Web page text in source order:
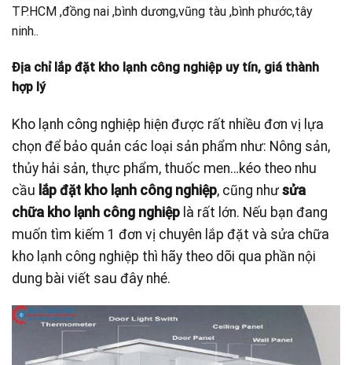
TP.HCM ,đồng nai ,bình dương,vũng tàu ,bình phước,tây
ninh..
Địa chỉ lắp đặt kho lạnh công nghiệp uy tín, giá thành
hợp lý
Kho lạnh công nghiệp hiện được rất nhiều đơn vị lựa
chọn để bảo quản các loại sản phẩm như: Nông sản,
thủy hải sản, thực phẩm, thuốc men…kéo theo nhu
cầu lắp đặt kho lạnh công nghiệp, cũng như sửa
chữa kho lạnh công nghiệp là rất lớn. Nếu bạn đang
muốn tìm kiếm 1 đơn vị chuyên lắp đặt và sửa chữa
kho lạnh công nghiệp thì hãy theo dõi qua phần nội
dung bài viết sau đây nhé.